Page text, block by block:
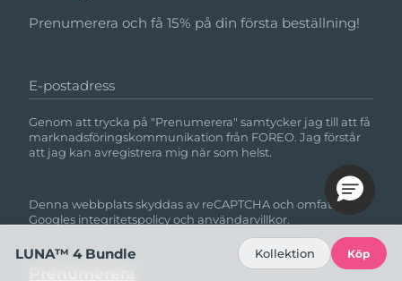
Prenumerera och få 15% på din första beställning!
E-postadress
Genom att trycka på "Prenumerera" samtycker jag till att få
marknadsföringskommunikation från FOREO. Jag förstår
att jag kan avregistrera mig när som helst.
Denna webbplats skyddas av reCAPTCHA och omfattas av
Googles integritetspolicyoch användarvillkor.
LUNA™ 4 Bundle Kollektion Köp